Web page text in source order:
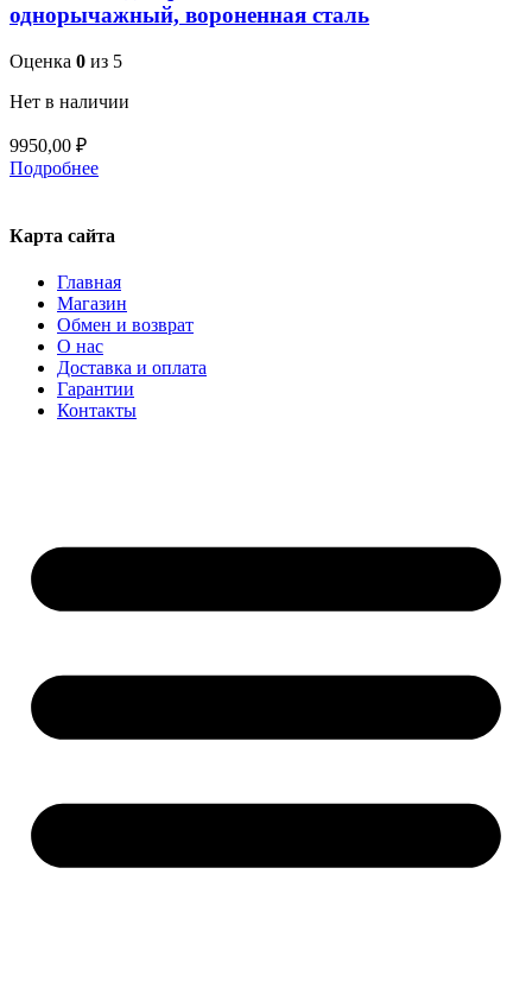
однорычажный, вороненная сталь
Оценка 0 из 5
Нет в наличии
9950,00 ₽
Подробнее
Карта сайта
Главная
Магазин
Обмен и возврат
О нас
Доставка и оплата
Гарантии
Контакты